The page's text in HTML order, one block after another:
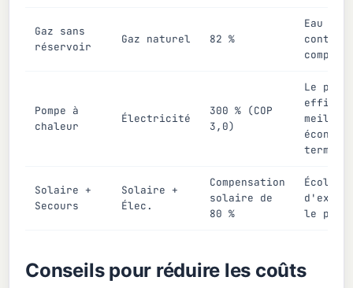
Gaz sans
réservoir
Gaz naturel 82 %
Eau
compact
Pompe à
chaleur
Électricité
300 % (COP
3,0)
Le plus
terme
Solaire +
Secours
Solaire +
Élec.
Compensation
solaire de
80 %
le plus
Conseils pour réduire les coûts